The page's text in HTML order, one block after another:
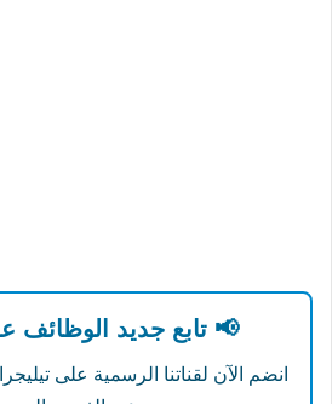
📢 تابع جديد الوظائف
انضم الآن لقناتنا الرسمية على